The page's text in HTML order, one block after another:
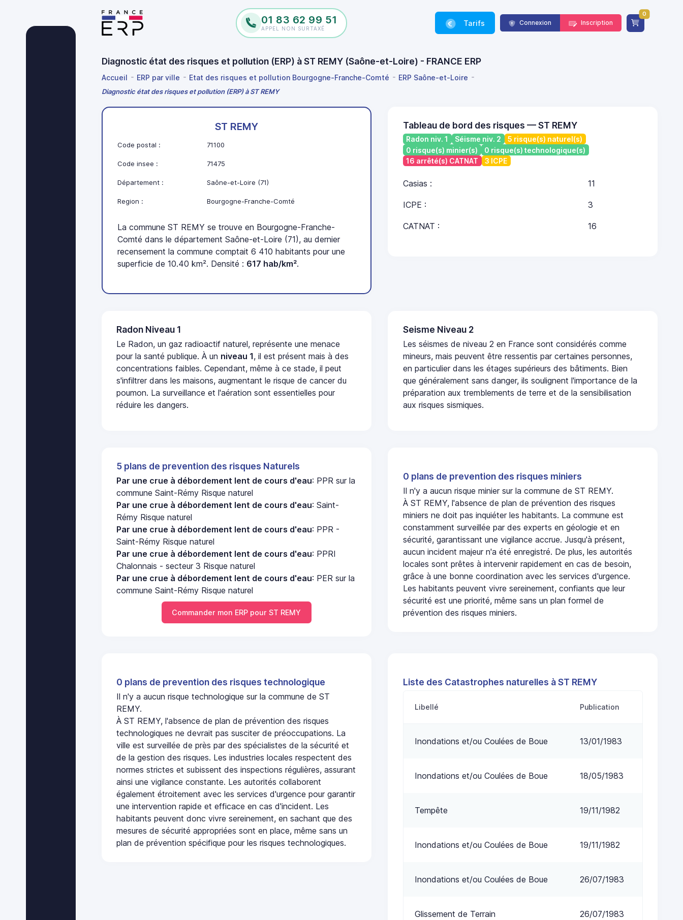
01 83 62 99 51
APPEL NON SURTAXÉ
Tarifs Connexion Inscription
0
Diagnostic état des risques et pollution (ERP) à ST REMY (Saône-et-Loire) - FRANCE ERP
Accueil ERP par ville Etat des risques et pollution Bourgogne-Franche-Comté ERP Saône-et-Loire
Diagnostic état des risques et pollution (ERP) à ST REMY
ST REMY
Code postal : 71100
Code insee : 71475
Département : Saône-et-Loire (71)
Region : Bourgogne-Franche-Comté
La commune ST REMY se trouve en Bourgogne-Franche-
Comté dans le département Saône-et-Loire (71), au dernier
recensement la commune comptait 6 410 habitants pour une
superficie de 10.40 km². Densité : 617 hab/km².
Tableau de bord des risques — ST REMY
Radon niv. 1 Séisme niv. 2
5 risque(s) naturel(s)
0 risque(s) minier(s)
0 risque(s) technologique(s)
16 arrêté(s) CATNAT
3 ICPE
Casias : 11
ICPE : 3
CATNAT : 16
Radon Niveau 1
Le Radon, un gaz radioactif naturel, représente une menace
pour la santé publique. À un niveau 1, il est présent mais à des
concentrations faibles. Cependant, même à ce stade, il peut
s'infiltrer dans les maisons, augmentant le risque de cancer du
poumon. La surveillance et l'aération sont essentielles pour
réduire les dangers.
Seisme Niveau 2
Les séismes de niveau 2 en France sont considérés comme
mineurs, mais peuvent être ressentis par certaines personnes,
en particulier dans les étages supérieurs des bâtiments. Bien
que généralement sans danger, ils soulignent l'importance de la
préparation aux tremblements de terre et de la sensibilisation
aux risques sismiques.
5 plans de prevention des risques Naturels
Par une crue à débordement lent de cours d'eau: PPR sur la
commune Saint-Rémy Risque naturel
Par une crue à débordement lent de cours d'eau: Saint-
Rémy Risque naturel
Par une crue à débordement lent de cours d'eau: PPR -
Saint-Rémy Risque naturel
Par une crue à débordement lent de cours d'eau: PPRI
Chalonnais - secteur 3 Risque naturel
Par une crue à débordement lent de cours d'eau: PER sur la
commune Saint-Rémy Risque naturel
Commander mon ERP pour ST REMY
0 plans de prevention des risques miniers
Il n'y a aucun risque minier sur la commune de ST REMY.
À ST REMY, l'absence de plan de prévention des risques
miniers ne doit pas inquiéter les habitants. La commune est
constamment surveillée par des experts en géologie et en
sécurité, garantissant une vigilance accrue. Jusqu'à présent,
aucun incident majeur n'a été enregistré. De plus, les autorités
locales sont prêtes à intervenir rapidement en cas de besoin,
grâce à une bonne coordination avec les services d'urgence.
Les habitants peuvent vivre sereinement, confiants que leur
sécurité est une priorité, même sans un plan formel de
prévention des risques miniers.
0 plans de prevention des risques technologique
Il n'y a aucun risque technologique sur la commune de ST
REMY.
À ST REMY, l'absence de plan de prévention des risques
technologiques ne devrait pas susciter de préoccupations. La
ville est surveillée de près par des spécialistes de la sécurité et
de la gestion des risques. Les industries locales respectent des
normes strictes et subissent des inspections régulières, assurant
ainsi une vigilance constante. Les autorités collaborent
également étroitement avec les services d'urgence pour garantir
une intervention rapide et efficace en cas d'incident. Les
habitants peuvent donc vivre sereinement, en sachant que des
mesures de sécurité appropriées sont en place, même sans un
plan de prévention spécifique pour les risques technologiques.
Liste des Catastrophes naturelles à ST REMY
Libellé Publication
Inondations et/ou Coulées de Boue 13/01/1983
Inondations et/ou Coulées de Boue 18/05/1983
Tempête 19/11/1982
Inondations et/ou Coulées de Boue 19/11/1982
Inondations et/ou Coulées de Boue 26/07/1983
Glissement de Terrain 26/07/1983